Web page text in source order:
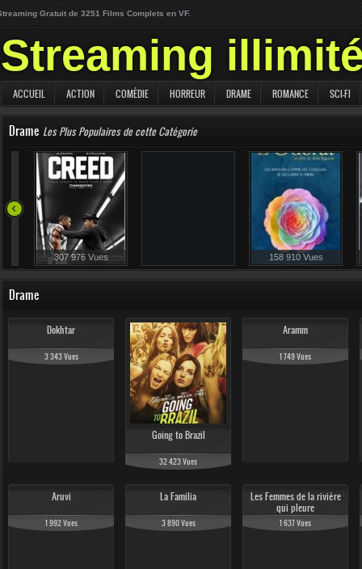
Gratuit de 3251 Films Complets en VF.
Streaming
ACCUEIL ACTION COMÉDIE HORREUR DRAME ROMANCE SCI-FI
Drame Les Plus Populaires de cette Catégorie
307 976 Vues
239 730 Vues
158 910 Vues
Drame
Dokhtar
3 343 Vues
Going to Brazil
32 423 Vues
Aramm
1 749 Vues
Aruvi
1 992 Vues
La Familia
3 890 Vues
Les Femmes de la rivière
qui pleure
1 637 Vues